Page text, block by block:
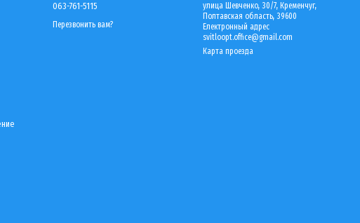
063-761-5115
Перезвонить вам?
улица Шевченко, 30/7, Кременчуг,
Полтавская область, 39600
Електронный адрес
svitloopt.office@gmail.com
Карта проезда